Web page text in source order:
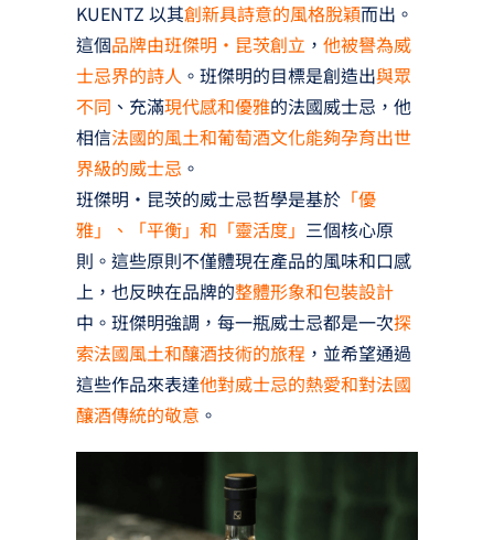
KUENTZ 以其創新具詩意的風格脫穎而出。
這個品牌由班傑明·昆茨創立 ， 他被譽為威
士忌界的詩人 。班傑明的目標是創造出與眾
不同 、充滿現代感和優雅的法國威士忌，他
相信法國的風土和葡萄酒文化能夠孕育出世
界級的威士忌 。
班傑明·昆茨的威士忌哲學是基於「優
雅」、「平衡」和「靈活度」 三個核心原
則。這些原則不僅體現在產品的風味和口感
上，也反映在品牌的整體形象和包裝設計
中。班傑明強調，每一瓶威士忌都是一次探
索法國風土和釀酒技術的旅程 ，並希望通過
這些作品來表達他對威士忌的熱愛和對法國
釀酒傳統的敬意 。